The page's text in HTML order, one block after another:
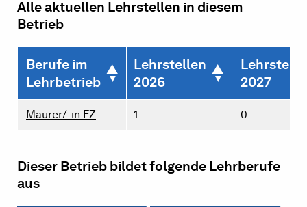
Alle aktuellen Lehrstellen in diesem
Betrieb
Berufe im
Lehrbetrieb
Lehrstellen
2026
2027
Maurer/-in FZ 1 0
Dieser Betrieb bildet folgende Lehrberufe
aus